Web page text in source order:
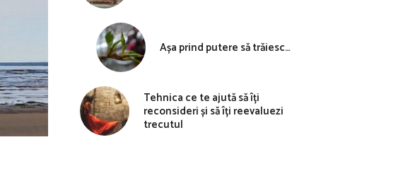
Așa prind putere să trăiesc…
Tehnica ce te ajută să îți
reconsideri și să îți reevaluezi
trecutul